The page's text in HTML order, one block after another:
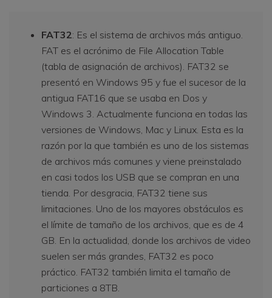
FAT32: Es el sistema de archivos más antiguo.
FAT es el acrónimo de File Allocation Table
(tabla de asignación de archivos). FAT32 se
presentó en Windows 95 y fue el sucesor de la
antigua FAT16 que se usaba en Dos y
Windows 3. Actualmente funciona en todas las
versiones de Windows, Mac y Linux. Esta es la
razón por la que también es uno de los sistemas
de archivos más comunes y viene preinstalado
en casi todos los USB que se compran en una
tienda. Por desgracia, FAT32 tiene sus
limitaciones. Uno de los mayores obstáculos es
el límite de tamaño de los archivos, que es de 4
GB. En la actualidad, donde los archivos de video
suelen ser más grandes, FAT32 es poco
práctico. FAT32 también limita el tamaño de
particiones a 8TB.